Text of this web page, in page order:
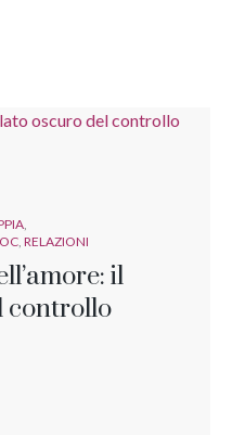
RELAZIONI
il
controllo